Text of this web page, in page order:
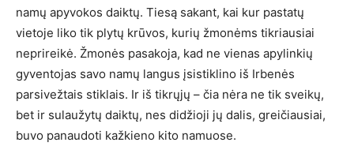
namų apyvokos daiktų. Tiesą sakant, kai kur pastatų
vietoje liko tik plytų krūvos, kurių žmonėms tikriausiai
neprireikė. Žmonės pasakoja, kad ne vienas apylinkių
gyventojas savo namų langus įsistiklino iš Irbenės
parsivežtais stiklais. Ir iš tikrųjų – čia nėra ne tik sveikų,
bet ir sulaužytų daiktų, nes didžioji jų dalis, greičiausiai,
buvo panaudoti kažkieno kito namuose.